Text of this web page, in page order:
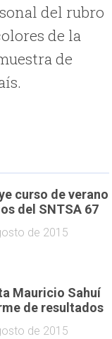
del rubro
de la
de
curso de verano
del SNTSA 67
de 2015
Mauricio Sahuí
de resultados
de 2015